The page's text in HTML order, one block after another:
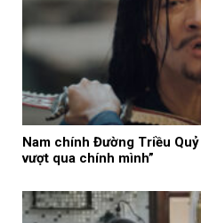
Nam chính Đường Triều
vượt qua chính mình”